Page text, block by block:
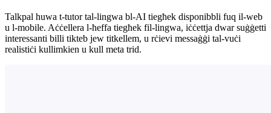
Talkpal huwa t-tutor tal-lingwa bl-AI tiegħek disponibbli fuq il-web
u l-mobile. Aċċellera l-ħeffa tiegħek fil-lingwa, iċċettja dwar suġġetti
interessanti billi tikteb jew titkellem, u rċievi messaġġi tal-vuċi
realistiċi kullimkien u kull meta trid.